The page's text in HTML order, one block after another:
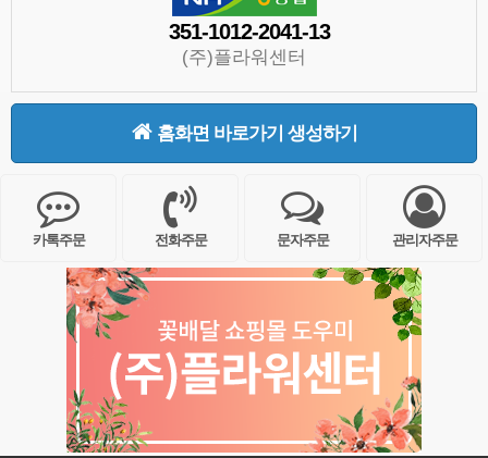
351-1012-2041-13
(주)플라워센터
홈화면 바로가기 생성하기
카톡주문 전화주문 문자주문 관리자주문